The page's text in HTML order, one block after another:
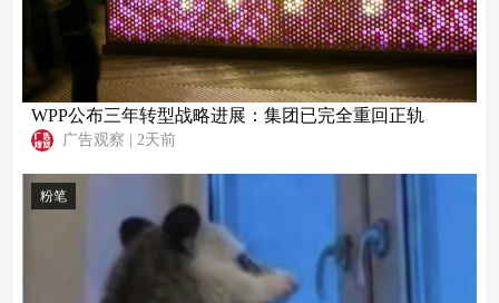
WPP公布三年转型战略进展：集团已完全重回正轨
广告观察 2天前
粉笔